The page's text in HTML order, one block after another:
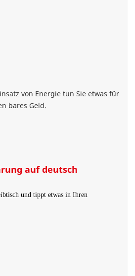
von Energie tun Sie etwas für
bares Geld.
auf deutsch